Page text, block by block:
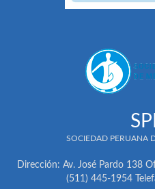
SOCIEDAD PERUANA
Dirección: Av. José Pardo 138
(511) 445-1954